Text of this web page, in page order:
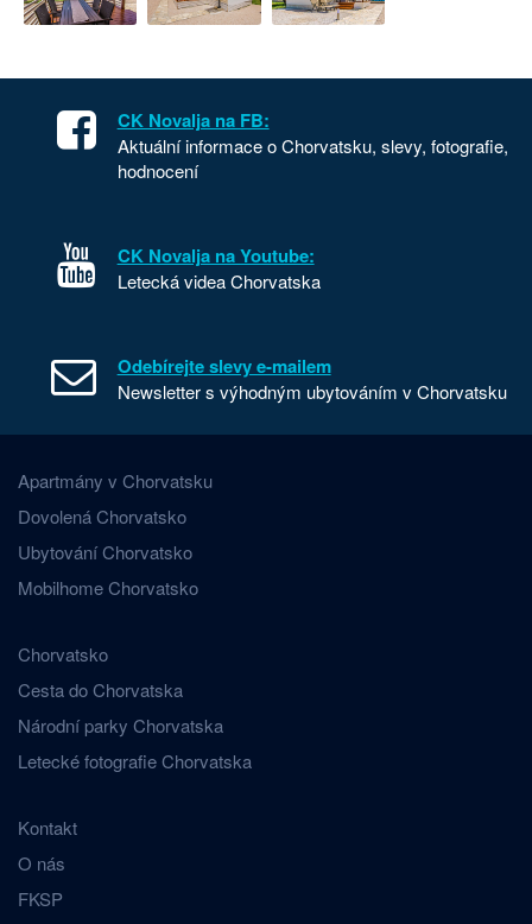
CK Novalja na FB:
Aktuální informace o Chorvatsku, slevy, fotografie,
hodnocení
CK Novalja na Youtube:
Letecká videa Chorvatska
Odebírejte slevy e-mailem
Newsletter s výhodným ubytováním v Chorvatsku
Apartmány v Chorvatsku
Dovolená Chorvatsko
Ubytování Chorvatsko
Mobilhome Chorvatsko
Chorvatsko
Cesta do Chorvatska
Národní parky Chorvatska
Letecké fotografie Chorvatska
Kontakt
O nás
FKSP